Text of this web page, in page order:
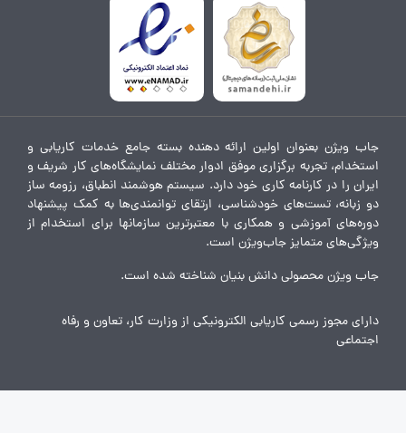
جاب ویژن بعنوان اولین ارائه دهنده بسته جامع خدمات کاریابی و
استخدام، تجربه برگزاری موفق ادوار مختلف نمایشگاه‌های کار شریف و
ایران را در کارنامه کاری خود دارد. سیستم هوشمند انطباق، رزومه ساز
دو زبانه، تست‌های خودشناسی، ارتقای توانمندی‌ها به کمک پیشنهاد
دوره‌های آموزشی و همکاری با معتبرترین سازمانها برای استخدام از
ویژگی‌های متمایز جاب‌ویژن است.
جاب ویژن محصولی دانش بنیان شناخته شده است.
دارای مجوز رسمی کاریابی الکترونیکی از وزارت کار، تعاون و رفاه
اجتماعی